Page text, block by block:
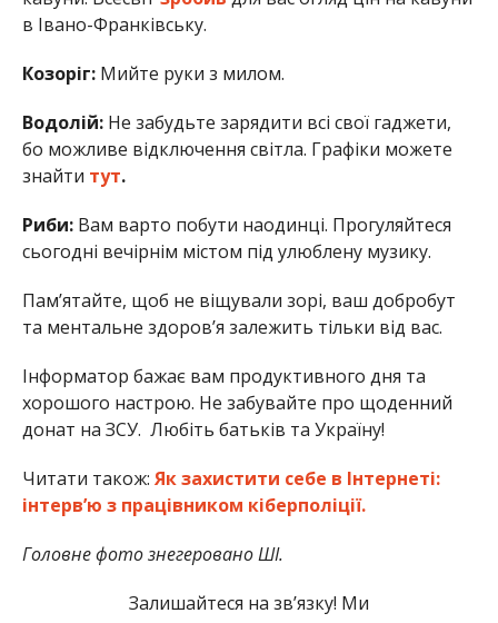
в Івано-Франківську.
Козоріг: Мийте руки з милом.
Водолій:Не забудьте зарядити всі свої гаджети,
бо можливе відключення світла. Графіки можете
знайти тут.
Риби:Вам варто побути наодинці. Прогуляйтеся
сьогодні вечірнім містом під улюблену музику.
Пам’ятайте, щоб не віщували зорі, ваш добробут
та ментальне здоров’я залежить тільки від вас.
Інформатор бажає вам продуктивного дня та
хорошого настрою. Не забувайте про щоденний
донат на ЗСУ. Любіть батьків та Україну!
Читати також: Як захистити себе в Інтернеті:
інтерв’ю з працівником кіберполіції.
Головне фото знегеровано ШІ.
Залишайтеся на зв’язку! Ми